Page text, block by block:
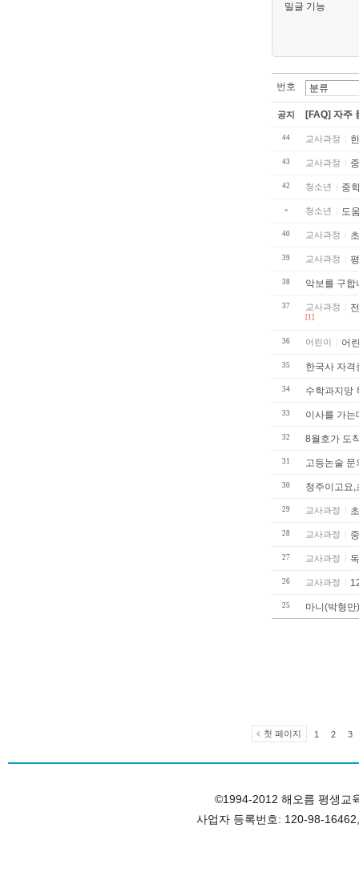
밀글 기능
번호
공지 [FAQ] 자주
44 교사과정
43 교사과정
42 청소년 중
» 청소년 도
40 교사과정
39 교사과정
38 악보를 구합
37 교사과정
[1]
36 어린이 어
35 한국사 자격
34 수학과지망
33 이사를 가는
32 8월호가 도
31 고등논술 문
30 청주이고요,
29 교사과정
28 교사과정
27 교사과정
26 교사과정
25 마니(박형
첫 페이지 1 2 3
©1994-2012 해오름 평생교
사업자 등록번호: 120-98-